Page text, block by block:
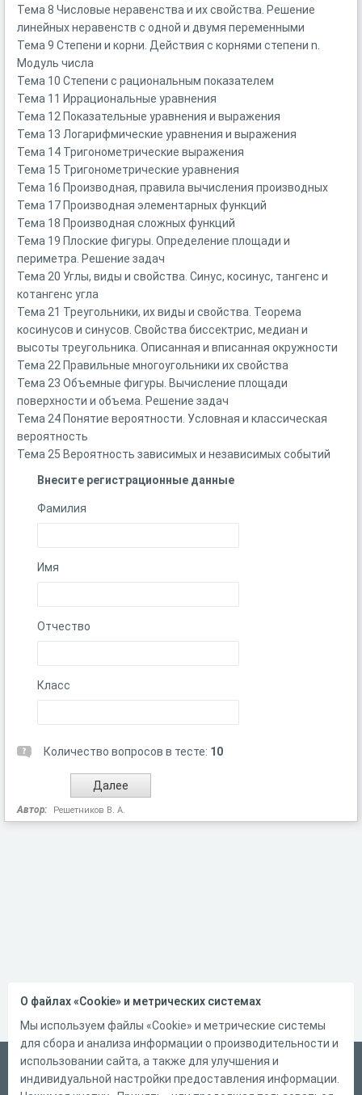
Тема 8 Числовые неравенства и их свойства. Решение
линейных неравенств с одной и двумя переменными
Тема 9 Степени и корни. Действия с корнями степени n.
Модуль числа
Тема 10 Степени с рациональным показателем
Тема 11 Иррациональные уравнения
Тема 12 Показательные уравнения и выражения
Тема 13 Логарифмические уравнения и выражения
Тема 14 Тригонометрические выражения
Тема 15 Тригонометрические уравнения
Тема 16 Производная, правила вычисления производных
Тема 17 Производная элементарных функций
Тема 18 Производная сложных функций
Тема 19 Плоские фигуры. Определение площади и
периметра. Решение задач
Тема 20 Углы, виды и свойства. Синус, косинус, тангенс и
котангенс угла
Тема 21 Треугольники, их виды и свойства. Теорема
косинусов и синусов. Свойства биссектрис, медиан и
высоты треугольника. Описанная и вписанная окружности
Тема 22 Правильные многоугольники их свойства
Тема 23 Объемные фигуры. Вычисление площади
поверхности и объема. Решение задач
Тема 24 Понятие вероятности. Условная и классическая
вероятность
Тема 25 Вероятность зависимых и независимых событий
Внесите регистрационные данные
Фамилия
Имя
Отчество
Класс
Количество вопросов в тесте: 10
Автор: Решетников В. А.
Русский
О файлах «Cookie» и метрических системах
Мы используем файлы «Cookie» и метрические системы
для сбора и анализа информации о производительности и
использовании сайта, а также для улучшения и
индивидуальной настройки предоставления информации.